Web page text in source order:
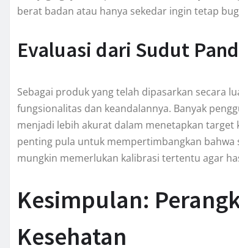
berat badan atau hanya sekedar ingin tetap
Evaluasi dari Sudut
Sebagai produk yang telah dipasarkan secara
fungsionalitas dan keandalannya. Banyak
menjadi lebih akurat dalam menetapkan
penting pula untuk mempertimbangkan
mungkin memerlukan kalibrasi tertentu agar
Kesimpulan:
Kesehatan